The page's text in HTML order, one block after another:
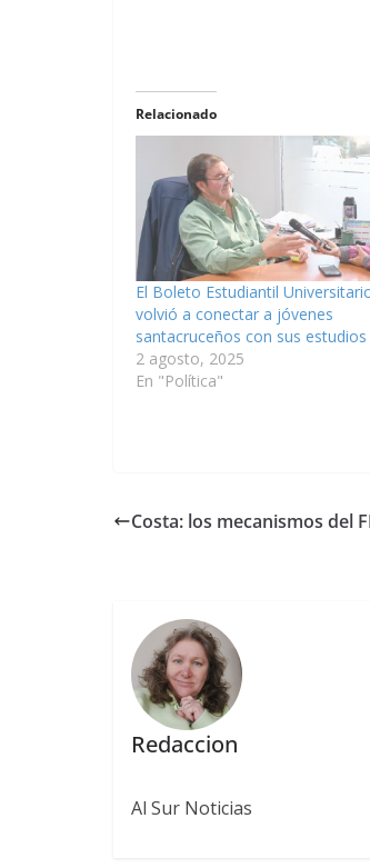
Relacionado
El Boleto Estudiantil
volvió a conectar a jóvenes
santacruceños con sus estudios
2 agosto, 2025
En "Política"
Costa: los mecanismos del
Redaccion
Al Sur Noticias